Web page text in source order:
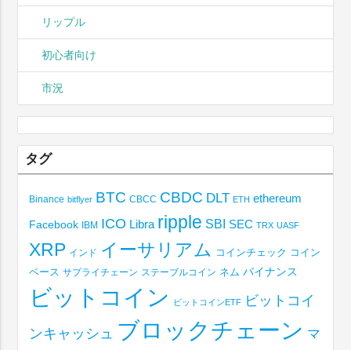
リップル
初心者向け
市況
タグ
Binance bitflyer BTC CBCC CBDC DLT ETH ethereum
Facebook IBM ICO Libra ripple SBI SEC TRX UASF
XRP インド イーサリアム コインチェック コイン
ベース サプライチェーン ステーブルコイン ネム バイナンス
ビットコイン ビットコインETF ビットコイ
ンキャッシュ ブロックチェーン マ